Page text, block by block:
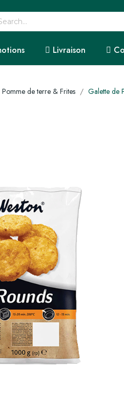
Livraison
Pomme de terre & Frites Galette de